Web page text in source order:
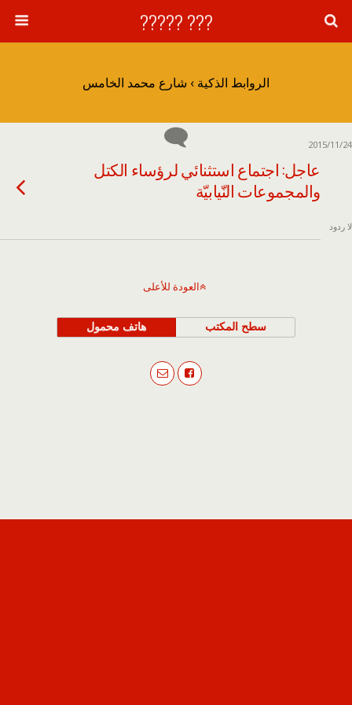
??? ?????
الروابط الذكية › شارع محمد الخامس
2015/11/24
عاجل: اجتماع استثنائي لرؤساء الكتل
والمجموعات النّيابيّة
لا ردود
العودة للأعلى
هاتف محمول سطح المكتب